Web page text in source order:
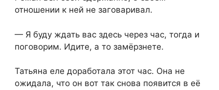
отношении к ней не заговаривал.
— Я буду ждать вас здесь через час, тогда и
поговорим. Идите, а то замёрзнете.
Татьяна еле доработала этот час. Она не
ожидала, что он вот так снова появится в её